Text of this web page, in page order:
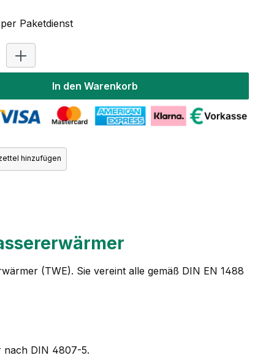
Paketdienst
In den Warenkorb
hinzufügen
(TWE). Sie vereint alle gemäß DIN EN 1488
nach DIN 4807-5.